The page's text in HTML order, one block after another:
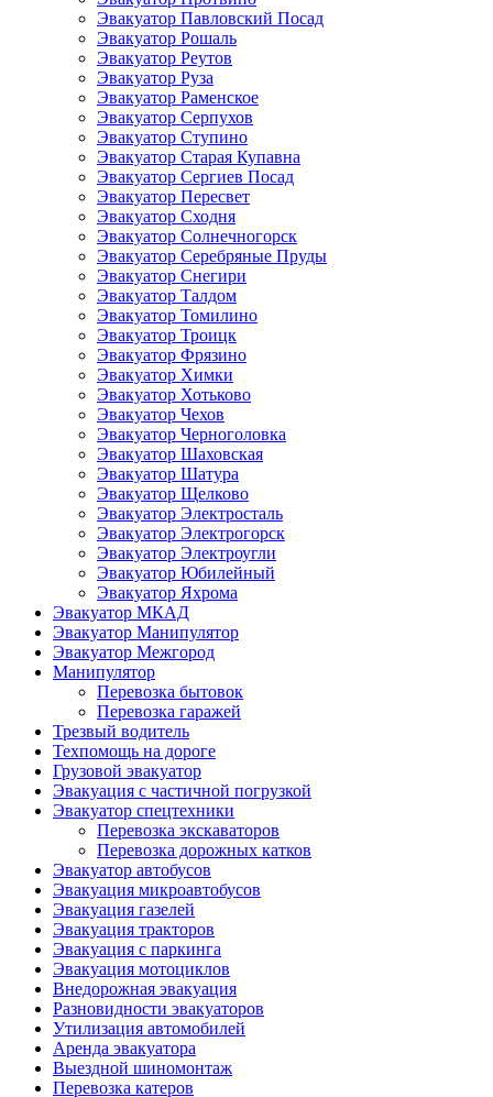
Эвакуатор Павловский Посад
Эвакуатор Рошаль
Эвакуатор Реутов
Эвакуатор Руза
Эвакуатор Раменское
Эвакуатор Серпухов
Эвакуатор Ступино
Эвакуатор Старая Купавна
Эвакуатор Сергиев Посад
Эвакуатор Пересвет
Эвакуатор Сходня
Эвакуатор Солнечногорск
Эвакуатор Серебряные Пруды
Эвакуатор Снегири
Эвакуатор Талдом
Эвакуатор Томилино
Эвакуатор Троицк
Эвакуатор Фрязино
Эвакуатор Химки
Эвакуатор Хотьково
Эвакуатор Чехов
Эвакуатор Черноголовка
Эвакуатор Шаховская
Эвакуатор Шатура
Эвакуатор Щелково
Эвакуатор Электросталь
Эвакуатор Электрогорск
Эвакуатор Электроугли
Эвакуатор Юбилейный
Эвакуатор Яхрома
Эвакуатор МКАД
Эвакуатор Манипулятор
Эвакуатор Межгород
Манипулятор
Перевозка бытовок
Перевозка гаражей
Трезвый водитель
Техпомощь на дороге
Грузовой эвакуатор
Эвакуация с частичной погрузкой
Эвакуатор спецтехники
Перевозка экскаваторов
Перевозка дорожных катков
Эвакуатор автобусов
Эвакуация микроавтобусов
Эвакуация газелей
Эвакуация тракторов
Эвакуация с паркинга
Эвакуация мотоциклов
Внедорожная эвакуация
Разновидности эвакуаторов
Утилизация автомобилей
Аренда эвакуатора
Выездной шиномонтаж
Перевозка катеров